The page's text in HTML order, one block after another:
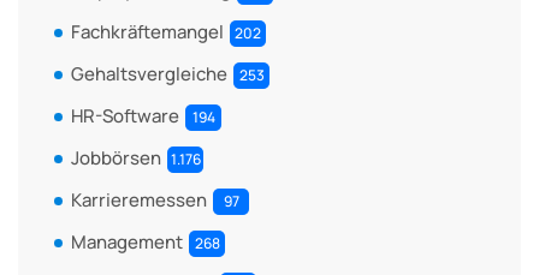
Fachkräftemangel 202
Gehaltsvergleiche 253
HR-Software 194
Jobbörsen 1.176
Karrieremessen 97
Management 268